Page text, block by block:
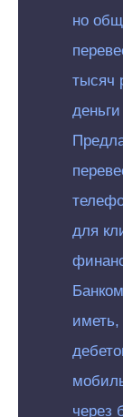
но
тысяч
для
иметь,
через